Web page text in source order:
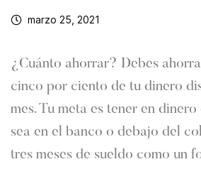
marzo 25, 2021
¿Cuánto ahorrar? Debes
cinco por ciento de tu dinero
mes. Tu meta es tener en
sea en el banco o debajo del
tres meses de sueldo como un